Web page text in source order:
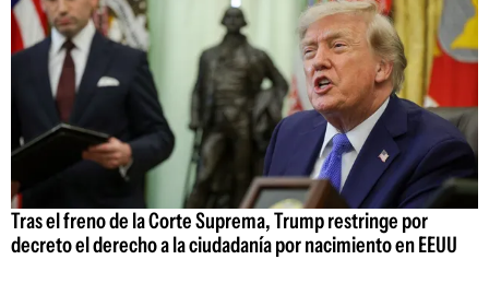
Tras el freno de la Corte Suprema, Trump restringe por
decreto el derecho a la ciudadanía por nacimiento en EEUU